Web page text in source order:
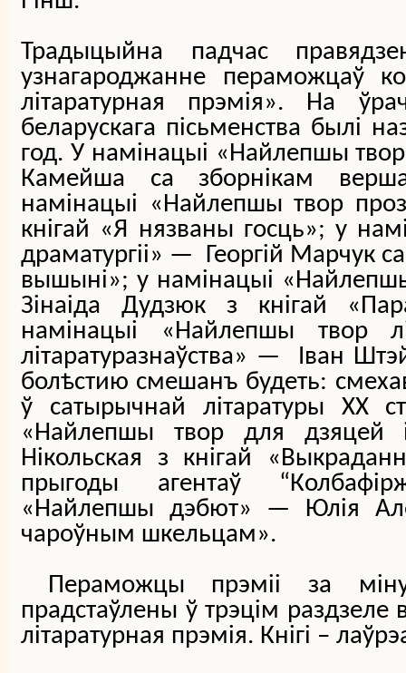
Традыцыйна падчас
узнагароджанне пераможцаў
літаратурная прэмія». На
беларускага пісьменства былі
год. У намінацыі «Найлепшы твор
Камейша са зборнікам
намінацыі «Найлепшы твор
кнігай «Я нязваны госць»; у
драматургіі» — Георгій Марчук
вышыні»; у намінацыі
Зінаіда Дудзюк з кнігай
намінацыі «Найлепшы твор
літаратуразнаўства» — Іван
болѣстию смешанъ будеть:
ў сатырычнай літаратуры ХХ
«Найлепшы твор для дзяцей
Нікольская з кнігай
прыгоды агентаў
«Найлепшы дэбют» — Юлія
чароўным шкельцам».
Пераможцы прэміі за
прадстаўлены ў трэцім
літаратурная прэмія. Кнігі –